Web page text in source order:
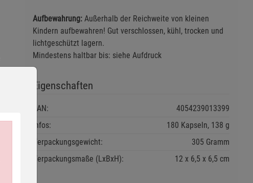
Aufbewahrung:Außerhalb der Reichweite von kleinen
Kindern aufbewahren! Gut verschlossen, kühl, trocken und
lichtgeschützt lagern.
Mindestens haltbar bis: siehe Aufdruck
Eigenschaften
EAN:
4054239013399
Infos:
180 Kapseln, 138 g
Verpackungsgewicht:
305 Gramm
Verpackungsmaße (LxBxH):
12 6,5 6,5 cm